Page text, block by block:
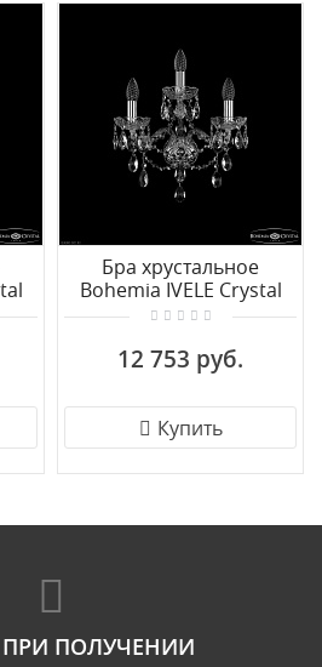
Бра хрустальное
Bohemia IVELE Crystal
1415B/2+1/165 Ni
12 753 руб.
Купить
ПОЛУЧЕНИИ